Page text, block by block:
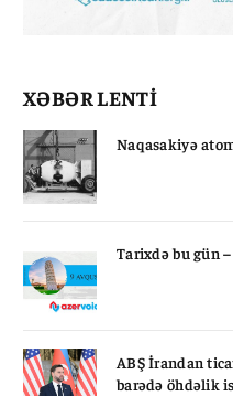
XƏBƏR LENTİ
Naqasakiyə
Tarixdə bu gün
ABŞ İrandan
barədə öhdəlik